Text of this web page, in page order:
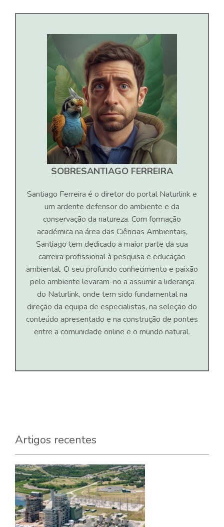
SOBRESANTIAGO FERREIRA
Santiago Ferreira é o diretor do portal Naturlink e
um ardente defensor do ambiente e da
conservação da natureza. Com formação
académica na área das Ciências Ambientais,
Santiago tem dedicado a maior parte da sua
carreira profissional à pesquisa e educação
ambiental. O seu profundo conhecimento e paixão
pelo ambiente levaram-no a assumir a liderança
do Naturlink, onde tem sido fundamental na
direção da equipa de especialistas, na seleção do
conteúdo apresentado e na construção de pontes
entre a comunidade online e o mundo natural.
Artigos recentes